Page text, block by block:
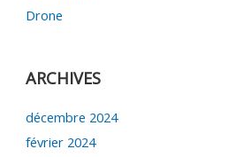
Drone
ARCHIVES
décembre 2024
février 2024